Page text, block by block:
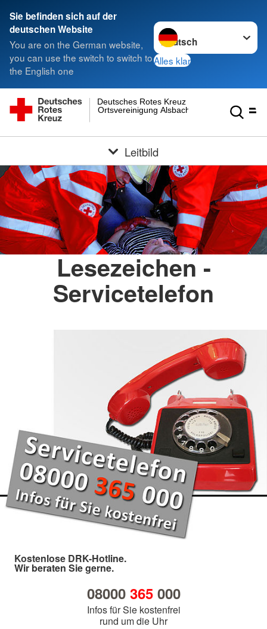
Sie befinden sich auf der
deutschen Website
You are on the German website,
you can use the switch to switch to
the English one
Sprache wechseln zu
Alles klar
Ortsvereinigung Alsbach
Deutsches Rotes Kreuz
Leitbild
Lesezeichen -
Servicetelefon
Kostenlose DRK-Hotline.
Wir beraten Sie gerne.
08000 365000
Infos für Sie kostenfrei
rund um die Uhr